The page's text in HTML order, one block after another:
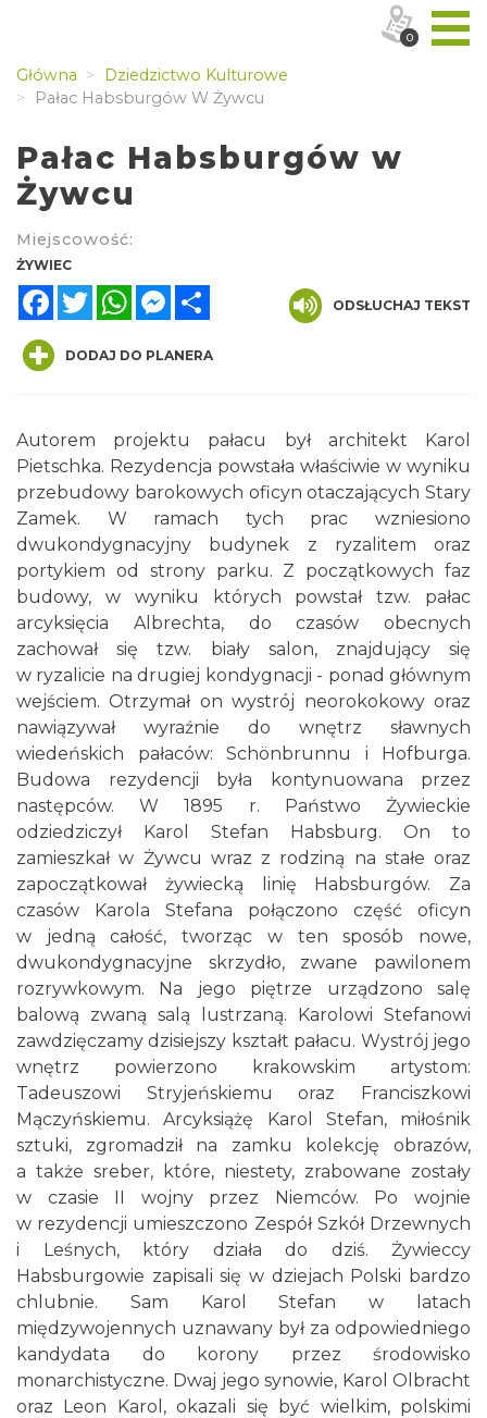
Główna
Dziedzictwo Kulturowe
Pałac Habsburgów W Żywcu
Pałac Habsburgów w
Żywcu
Miejscowość:
ŻYWIEC
FacebookTwitterWhatsAppMessenger
ODSŁUCHAJ TEKST
DODAJ DO PLANERA
Autorem projektu pałacu był architekt Karol
Pietschka. Rezydencja powstała właściwie w wyniku
przebudowy barokowych oficyn otaczających Stary
Zamek. W ramach tych prac wzniesiono
dwukondygnacyjny budynek z ryzalitem oraz
portykiem od strony parku. Z początkowych faz
budowy, w wyniku których powstał tzw. pałac
arcyksięcia Albrechta, do czasów obecnych
zachował się tzw. biały salon, znajdujący się
w ryzalicie na drugiej kondygnacji - ponad głównym
wejściem. Otrzymał on wystrój neorokokowy oraz
nawiązywał wyraźnie do wnętrz sławnych
wiedeńskich pałaców: Schönbrunnu i Hofburga.
Budowa rezydencji była kontynuowana przez
następców. W 1895 r. Państwo Żywieckie
odziedziczył Karol Stefan Habsburg. On to
zamieszkał w Żywcu wraz z rodziną na stałe oraz
zapoczątkował żywiecką linię Habsburgów. Za
czasów Karola Stefana połączono część oficyn
w jedną całość, tworząc w ten sposób nowe,
dwukondygnacyjne skrzydło, zwane pawilonem
rozrywkowym. Na jego piętrze urządzono salę
balową zwaną salą lustrzaną. Karolowi Stefanowi
zawdzięczamy dzisiejszy kształt pałacu. Wystrój jego
wnętrz powierzono krakowskim artystom:
Tadeuszowi Stryjeńskiemu oraz Franciszkowi
Mączyńskiemu. Arcyksiążę Karol Stefan, miłośnik
sztuki, zgromadził na zamku kolekcję obrazów,
a także sreber, które, niestety, zrabowane zostały
w czasie II wojny przez Niemców. Po wojnie
w rezydencji umieszczono Zespół Szkół Drzewnych
i Leśnych, który działa do dziś. Żywieccy
Habsburgowie zapisali się w dziejach Polski bardzo
chlubnie. Sam Karol Stefan w latach
międzywojennych uznawany był za odpowiedniego
kandydata do korony przez środowisko
monarchistyczne. Dwaj jego synowie, Karol Olbracht
oraz Leon Karol, okazali się być wielkim, polskimi
0